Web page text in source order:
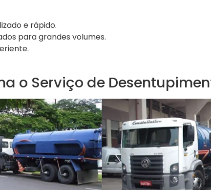
e rápido.
para grandes volumes.
o Serviço de